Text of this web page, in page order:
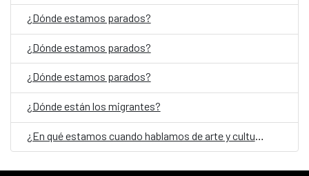
¿Dónde estamos parados?
¿Dónde estamos parados?
¿Dónde estamos parados?
¿Dónde están los migrantes?